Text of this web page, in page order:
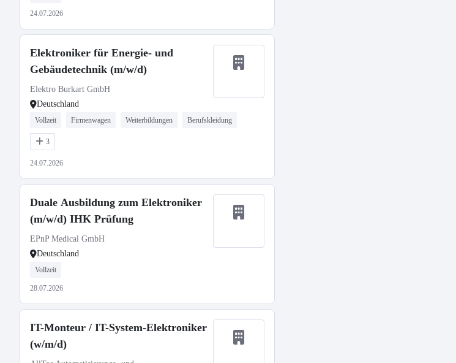
24.07.2026
Elektroniker für Energie- und
Gebäudetechnik (m/w/d)
Elektro Burkart GmbH
Deutschland
Vollzeit Firmenwagen Weiterbildungen Berufskleidung
3
24.07.2026
Duale Ausbildung zum Elektroniker
(m/w/d) IHK Prüfung
EPnP Medical GmbH
Deutschland
Vollzeit
28.07.2026
IT-Monteur / IT-System-Elektroniker
(w/m/d)